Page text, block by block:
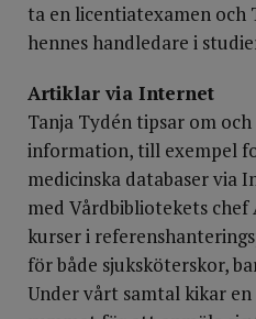
ta en licentiatexamen och
hennes handledare i
Artiklar via Internet
Tanja Tydén tipsar om
information, till exempel
medicinska databaser via
med Vårdbibliotekets chef
kurser i
för både sjuksköterskor,
Under vårt samtal kikar